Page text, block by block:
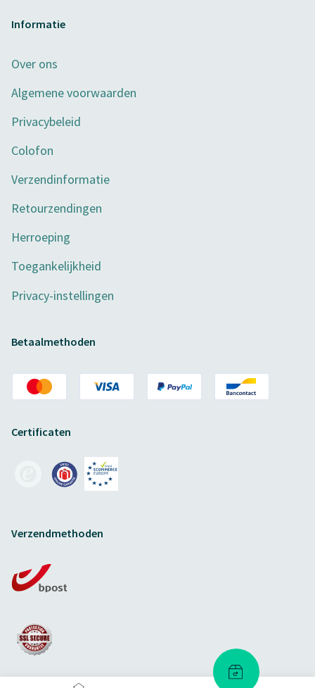
Informatie
Over ons
Algemene voorwaarden
Privacybeleid
Colofon
Verzendinformatie
Retourzendingen
Herroeping
Toegankelijkheid
Privacy-instellingen
Betaalmethoden
Certificaten
Verzendmethoden